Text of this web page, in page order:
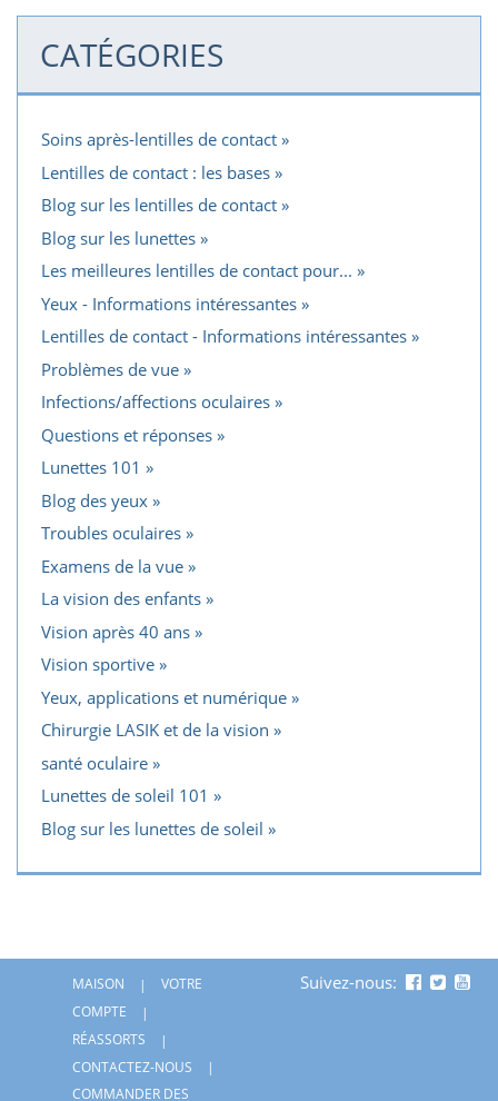
CATÉGORIES
Soins après-lentilles de contact
Lentilles de contact : les bases
Blog sur les lentilles de contact
Blog sur les lunettes
Les meilleures lentilles de contact pour...
Yeux - Informations intéressantes
Lentilles de contact - Informations intéressantes
Problèmes de vue
Infections/affections oculaires
Questions et réponses
Lunettes 101
Blog des yeux
Troubles oculaires
Examens de la vue
La vision des enfants
Vision après 40 ans
Vision sportive
Yeux, applications et numérique
Chirurgie LASIK et de la vision
santé oculaire
Lunettes de soleil 101
Blog sur les lunettes de soleil
MAISON
VOTRE
COMPTE
RÉASSORTS
CONTACTEZ-NOUS
COMMANDER DES
Suivez-nous: